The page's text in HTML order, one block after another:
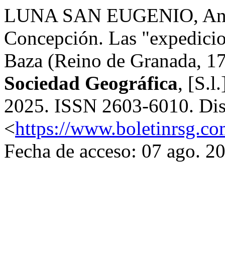
LUNA SAN EUGENIO,
Concepción. Las
Baza (Reino de Granada,
Sociedad Geográfica,
2025. ISSN 2603-6010.
<https://
Fecha de acceso: 07 ago.